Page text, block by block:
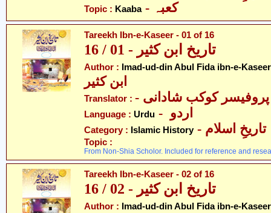
Topic : Kaaba - کعبہ
Tareekh Ibn-e-Kaseer - 01 of 16
تاریخ ابن کثیر - 01 / 16
Author : Imad-ud-din Abul Fida ibn-e-Kaseer
ابن کثیر
Translator : - پروفیسر کوکب شادانی
Language : Urdu
Category : Islamic History - تاریخِ اسلام
Topic :
From Non-Shia Scholor. Included for reference and
Tareekh Ibn-e-Kaseer - 02 of 16
تاریخ ابن کثیر - 02 / 16
Author : Imad-ud-din Abul Fida ibn-e-Kaseer